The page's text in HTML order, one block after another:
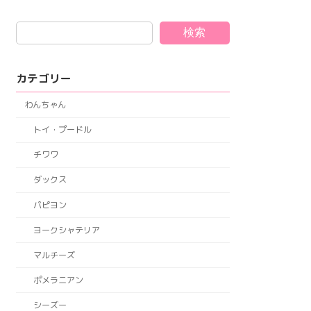
検索
カテゴリー
わんちゃん
トイ・プードル
チワワ
ダックス
パピヨン
ヨークシャテリア
マルチーズ
ポメラニアン
シーズー